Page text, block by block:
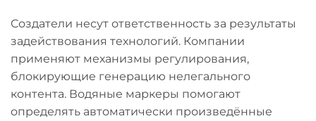
Создатели несут ответственность за результаты
задействования технологий. Компании
применяют механизмы регулирования,
блокирующие генерацию нелегального
контента. Водяные маркеры помогают
определять автоматически произведённые